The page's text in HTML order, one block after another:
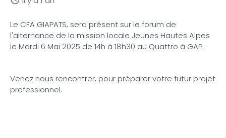
Le CFA GIAPATS, sera présent sur le forum de
l'alternance de la mission locale Jeunes Hautes Alpes
le Mardi 6 Mai 2025 de 14h à 18h30 au Quattro à GAP.
Venez nous rencontrer, pour préparer votre futur projet
professionnel.